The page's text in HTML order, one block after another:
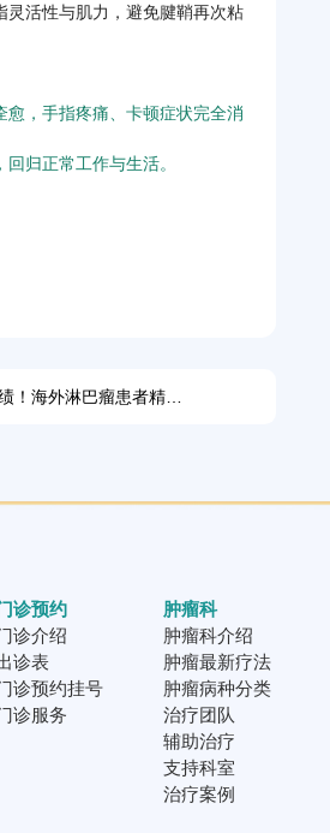
灵活性与肌力，避免腱鞘再次粘
，手指疼痛、卡顿症状完全消
归正常工作与生活。
微创介入创佳绩！海外淋巴瘤患者精准治疗后顺利康复
诊预约
诊介绍
诊表
诊预约挂号
诊服务
肿瘤科
肿瘤科介绍
肿瘤最新疗法
肿瘤病种分类
治疗团队
辅助治疗
支持科室
治疗案例